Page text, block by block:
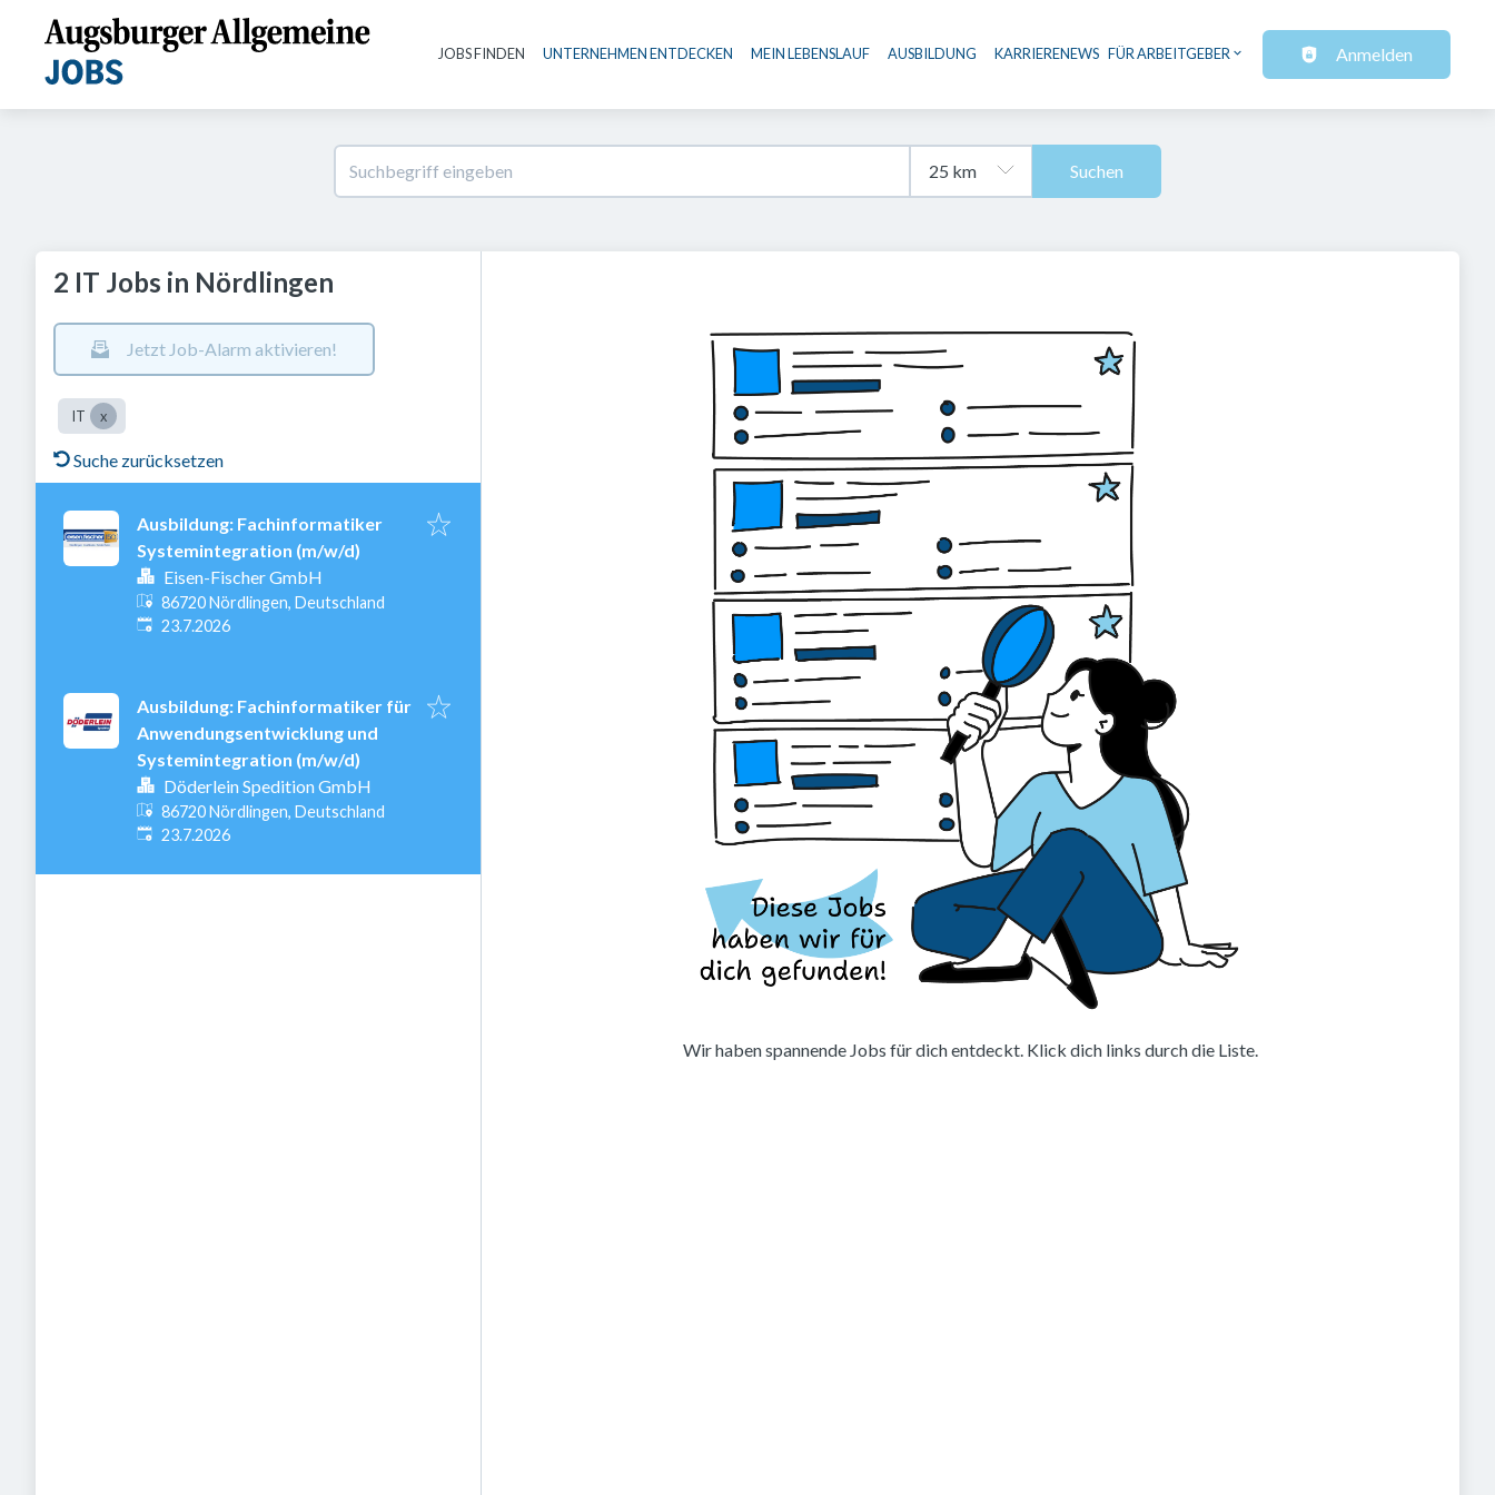
Haupt-Navigation
JOBS FINDEN UNTERNEHMEN ENTDECKEN MEIN LEBENSLAUF AUSBILDUNG KARRIERENEWS FÜR ARBEITGEBER Anmelden
Suchen
2 IT Jobs in Nördlingen
Jetzt Job-Alarm aktivieren!
IT
Suche zurücksetzen
Ausbildung: Fachinformatiker
Systemintegration (m/w/d)
Eisen-Fischer GmbH
86720 Nördlingen, Deutschland
Veröffentlicht
23.7.2026
Ausbildung: Fachinformatiker für
Anwendungsentwicklung und
Systemintegration (m/w/d)
Döderlein Spedition GmbH
86720 Nördlingen, Deutschland
Veröffentlicht
23.7.2026
Wir haben spannende Jobs für dich entdeckt. Klick dich links durch die Liste.